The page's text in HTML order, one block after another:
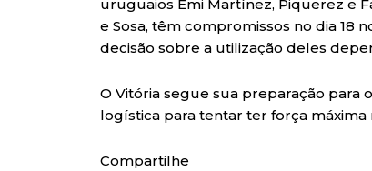
uruguaios Emi Martínez, Piquerez e
e Sosa, têm compromissos no dia 18
decisão sobre a utilização deles
O Vitória segue sua preparação para
logística para tentar ter força máxima
Compartilhe